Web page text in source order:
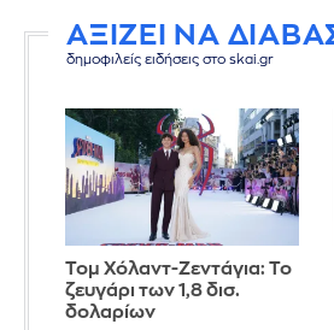
ΑΞΙΖΕΙ ΝΑ
δημοφιλείς ειδήσεις στο skai.gr
Τομ Χόλαντ-Ζεντάγια: Το
ζευγάρι των 1,8 δισ.
δολαρίων